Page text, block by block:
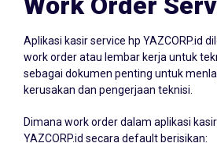
Work Order
Aplikasi kasir service hp YAZCORP.id
work order atau lembar kerja untuk
sebagai dokumen penting untuk
kerusakan dan pengerjaan teknisi.
Dimana work order dalam aplikasi kasir